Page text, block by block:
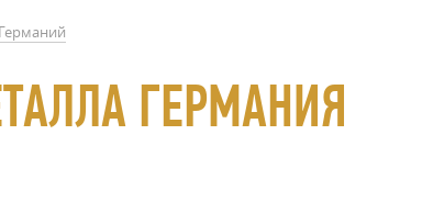
Германий
ГЕРМАНИЯ